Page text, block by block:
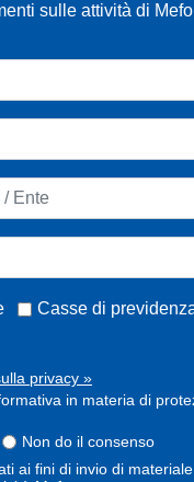
sulle attività di
Casse di
privacy »
in materia di
Non do il consenso
ai fini di invio di